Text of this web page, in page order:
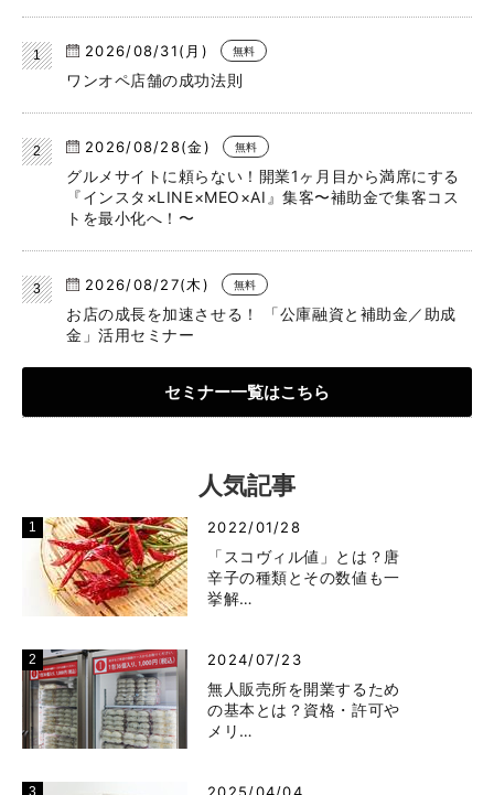
2026/08/31(月) 無料
ワンオペ店舗の成功法則
2026/08/28(金) 無料
グルメサイトに頼らない！開業1ヶ月目から満席にする
『インスタ×LINE×MEO×AI』集客〜補助金で集客コス
トを最小化へ！〜
2026/08/27(木) 無料
お店の成長を加速させる！ 「公庫融資と補助金／助成
金」活用セミナー
セミナー一覧はこちら
人気記事
2022/01/28
「スコヴィル値」とは？唐
辛子の種類とその数値も一
挙解…
2024/07/23
無人販売所を開業するため
の基本とは？資格・許可や
メリ…